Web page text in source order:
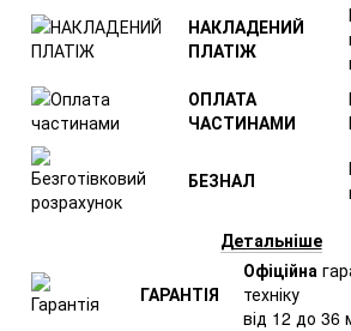
НАКЛАДЕНИЙ
ПЛАТІЖ
ОПЛАТА
ЧАСТИНАМИ
БЕЗНАЛ
Детальніше
ГАРАНТІЯ
Офіційна
техніку
від 12 до 36